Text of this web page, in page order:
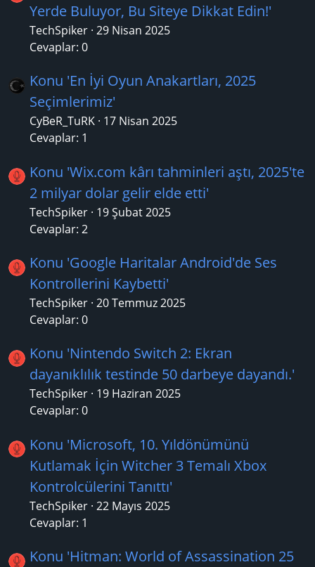
Yerde Buluyor, Bu Siteye Dikkat Edin!'
TechSpiker 29 Nisan 2025
Cevaplar: 0
Konu 'En İyi Oyun Anakartları, 2025
Seçimlerimiz'
CyBeR_TuRK 17 Nisan 2025
Cevaplar: 1
Konu 'Wix.com kârı tahminleri aştı, 2025'te
2 milyar dolar gelir elde etti'
TechSpiker 19 Şubat 2025
Cevaplar: 2
Konu 'Google Haritalar Android'de Ses
Kontrollerini Kaybetti'
TechSpiker 20 Temmuz 2025
Cevaplar: 0
Konu 'Nintendo Switch 2: Ekran
dayanıklılık testinde 50 darbeye dayandı.'
TechSpiker 19 Haziran 2025
Cevaplar: 0
Konu 'Microsoft, 10. Yıldönümünü
Kutlamak İçin Witcher 3 Temalı Xbox
Kontrolcülerini Tanıttı'
TechSpiker 22 Mayıs 2025
Cevaplar: 1
Konu 'Hitman: World of Assassination 25